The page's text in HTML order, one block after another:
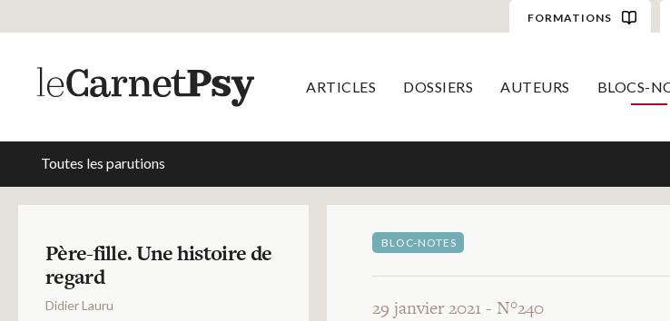
FORMATIONS
ARTICLES DOSSIERS AUTEURS BLOCS-
Toutes les parutions
Père-fille. Une histoire de
regard
Didier Lauru
BLOC-NOTES
29 janvier 2021 - N°240